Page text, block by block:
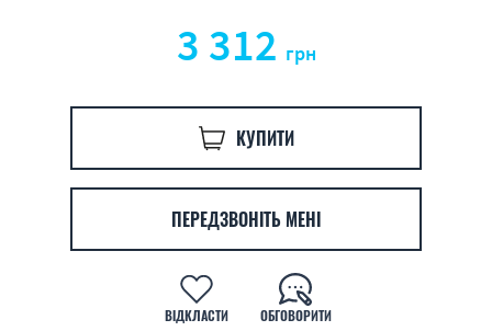
3 312 грн
КУПИТИ
ПЕРЕДЗВОНІТЬ МЕНІ
ВІДКЛАСТИ ОБГОВОРИТИ